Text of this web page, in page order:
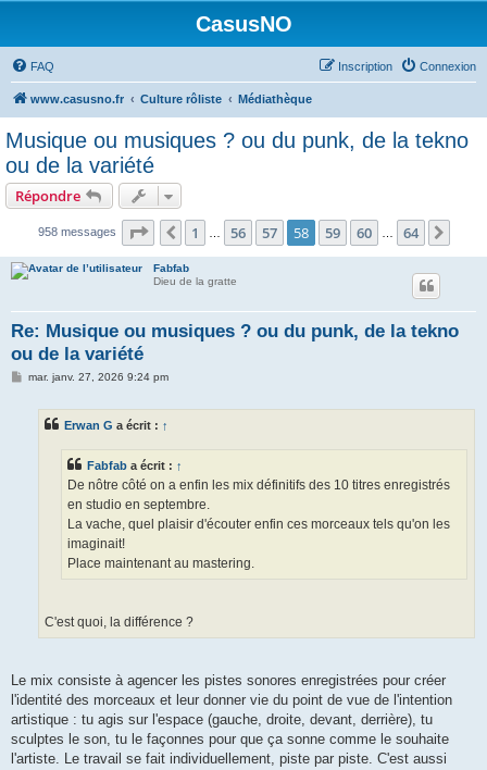
CasusNO
FAQ Connexion
Inscription
www.casusno.fr Culture rôliste Médiathèque
Musique ou musiques ? ou du punk, de la tekno
ou de la variété
Répondre
958 messages Page 58 sur 64
Précédent
1 56 57 58 59 60 64
Fabfab
Dieu de la gratte
Re: Musique ou musiques ? ou du punk, de la tekno
ou de la variété
Mmar. janv. 27, 2026 9:24 pm
Erwan G a écrit : ↑
Fabfab a écrit : ↑
De nôtre côté on a enfin les mix définitifs des 10 titres enregistrés
en studio en septembre.
La vache, quel plaisir d'écouter enfin ces morceaux tels qu'on les
imaginait!
Place maintenant au mastering.
C'est quoi, la différence ?
Le mix consiste à agencer les pistes sonores enregistrées pour créer
l'identité des morceaux et leur donner vie du point de vue de l'intention
artistique : tu agis sur l'espace (gauche, droite, devant, derrière), tu
sculptes le son, tu le façonnes pour que ça sonne comme le souhaite
l'artiste. Le travail se fait individuellement, piste par piste. C'est aussi